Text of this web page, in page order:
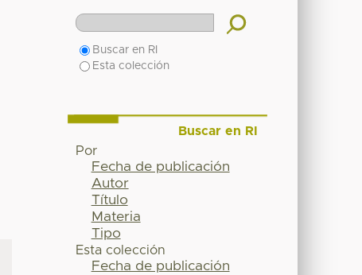
Buscar en RI
Esta colección
Buscar en RI
Por
Fecha de publicación
Autor
Título
Materia
Tipo
Esta colección
Fecha de publicación